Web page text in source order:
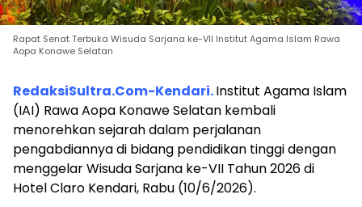
Rapat Senat Terbuka Wisuda Sarjana ke-VII Institut Agama Islam Rawa
Aopa Konawe Selatan
RedaksiSultra.Com-Kendari.Institut Agama Islam
(IAI) Rawa Aopa Konawe Selatan kembali
menorehkan sejarah dalam perjalanan
pengabdiannya di bidang pendidikan tinggi dengan
menggelar Wisuda Sarjana ke-VII Tahun 2026 di
Hotel Claro Kendari, Rabu (10/6/2026).